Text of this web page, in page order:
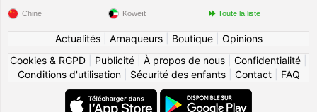
Chine Koweït Toute la liste
Actualités| Arnaqueurs| Boutique| Opinions
Cookies & RGPD
Publicité À propos de nous Confidentialité
Conditions d'utilisation| Sécurité des enfants| Contact| FAQ